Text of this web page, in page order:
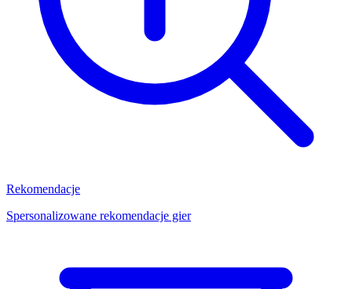
Rekomendacje
Spersonalizowane rekomendacje gier